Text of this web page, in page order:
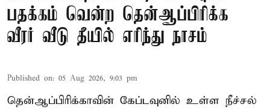
பதக்கம் வென்ற தென்ஆப்பிரிக்க
வீரர் வீடு தீயில் எரிந்து நாசம்
Published on: 05 Aug 2026, 9:03 pm
தென்ஆப்பிரிக்காவின் கேப்டவுனில் உள்ள நீச்சல்